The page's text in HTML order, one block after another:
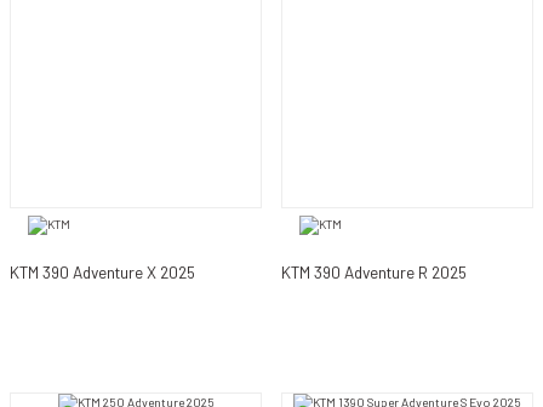
KTM 390 Adventure X 2025 KTM 390 Adventure R 2025